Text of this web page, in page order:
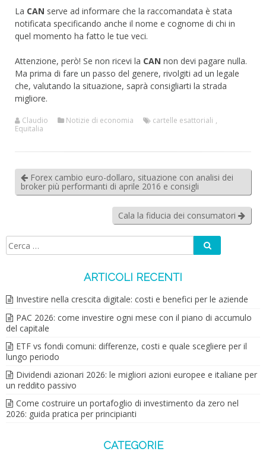
La CAN serve ad informare che la raccomandata è stata
notificata specificando anche il nome e cognome di chi in
quel momento ha fatto le tue veci.
Attenzione, però! Se non ricevi la CAN non devi pagare nulla.
Ma prima di fare un passo del genere, rivolgiti ad un legale
che, valutando la situazione, saprà consigliarti la strada
migliore.
Claudio Notizie di economia cartelle esattoriali ,
Equitalia
Forex cambio euro-dollaro, situazione con analisi dei
broker più performanti di aprile 2016 e consigli
Cala la fiducia dei consumatori
ARTICOLI RECENTI
Investire nella crescita digitale: costi e benefici per le aziende
PAC 2026: come investire ogni mese con il piano di accumulo
del capitale
ETF vs fondi comuni: differenze, costi e quale scegliere per il
lungo periodo
Dividendi azionari 2026: le migliori azioni europee e italiane per
un reddito passivo
Come costruire un portafoglio di investimento da zero nel
2026: guida pratica per principianti
CATEGORIE